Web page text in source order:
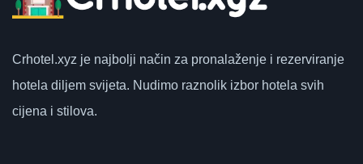
Crhotel.xyz je najbolji način za pronalaženje i rezerviranje
hotela diljem svijeta. Nudimo raznolik izbor hotela svih
cijena i stilova.